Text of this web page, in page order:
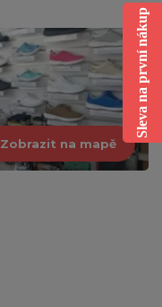
Zobrazit na mapě
Sleva na první nákup